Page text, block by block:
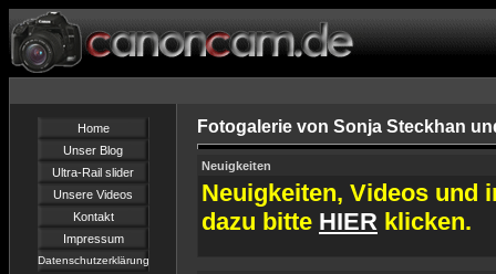
Home
Unser Blog
Ultra-Rail slider
Unsere Videos
Kontakt
Impressum
Datenschutzerklärung
Fotogalerie von Sonja Steckhan
Neuigkeiten
Neuigkeiten, Videos und
dazu bitte HIER klicken.